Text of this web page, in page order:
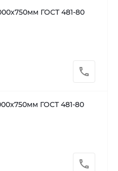
ГОСТ 481-80
ГОСТ 481-80